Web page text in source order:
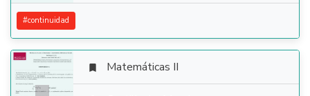
#continuidad
 Matemáticas II